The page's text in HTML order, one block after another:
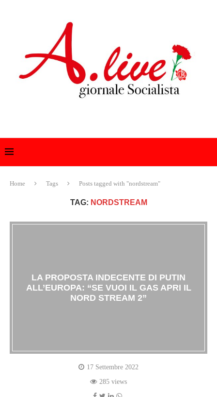
Home Tags Posts tagged with "nordstream"
TAG: NORDSTREAM
LA PROPOSTA INDECENTE DI PUTIN
ALL’EUROPA: “SE VUOI IL GAS APRI IL
NORD STREAM 2”
17 Settembre 2022
285 views